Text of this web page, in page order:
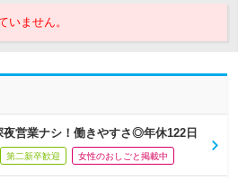
いません。
夜営業ナシ！働きやすさ◎年休122日
第二新卒歓迎 女性のおしごと掲載中